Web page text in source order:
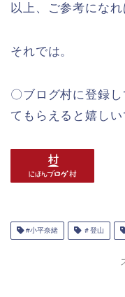
以上、ご参考になれ
それでは。
〇ブログ村に登録
てもらえると嬉しい
#小平奈緒 ＃登山